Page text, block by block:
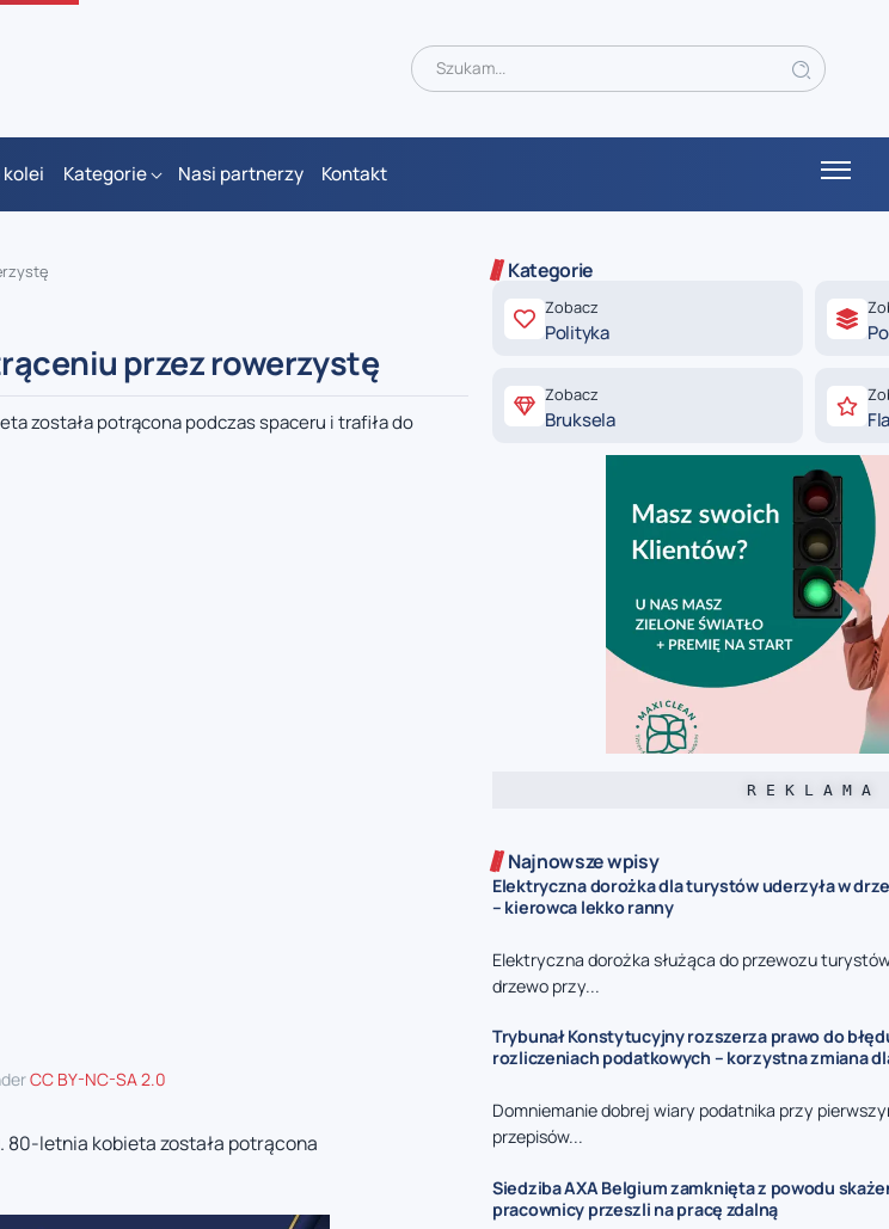
kolei Kategorie Nasi partnerzy Kontakt
przez rowerzystę
została potrącona podczas spaceru i trafiła do
CC BY-NC-SA 2.0
80-letnia kobieta została potrącona
Kategorie
Zobacz
Polityka
Zobacz
Bruksela
R E K L A M A
Najnowsze wpisy
Elektryczna dorożka dla turystów uderzyła w
– kierowca lekko ranny
Elektryczna dorożka służąca do przewozu
drzewo przy...
Trybunał Konstytucyjny rozszerza prawo do
rozliczeniach podatkowych – korzystna zmiana
Domniemanie dobrej wiary podatnika przy
przepisów...
Siedziba AXA Belgium zamknięta z powodu
pracownicy przeszli na pracę zdalną